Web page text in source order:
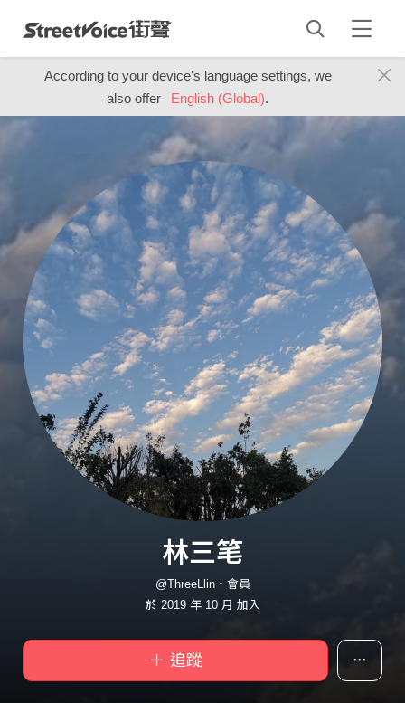
According to your device's language settings, we
also offer
English (Global).
林三笔
@ThreeLlin・會員
於 2019 年 10 月 加入
＋ 追蹤